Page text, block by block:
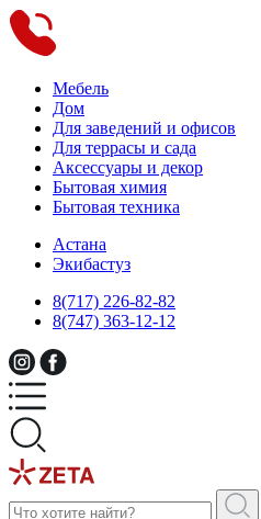
Мебель
Дом
Для заведений и офисов
Для террасы и сада
Аксессуары и декор
Бытовая химия
Бытовая техника
Астана
Экибастуз
8(717) 226-82-82
8(747) 363-12-12